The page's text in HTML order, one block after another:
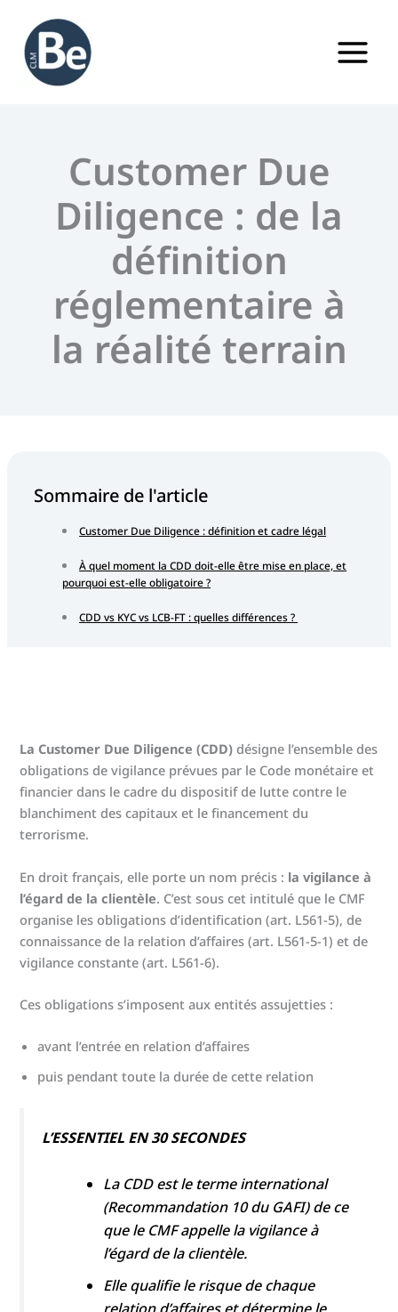
contenu
Customer Due
Diligence : de la
définition
réglementaire à
la réalité terrain
Sommaire de l'article
Customer Due Diligence : définition et cadre légal
À quel moment la CDD doit-elle être mise en place, et
pourquoi est-elle obligatoire ?
CDD vs KYC vs LCB-FT : quelles différences ?
Quels sont les signes d'une Customer Due Diligence
défaillante ?
Des exemples de points d'attention en Customer Due
Diligence
en œuvre de la Customer Due Diligence
FAQ : les questions opérationnelles que se posent les
équipes conformité
La Customer Due Diligence (CDD) désigne l’ensemble des
obligations de vigilance prévues par le Code monétaire et
financier dans le cadre du dispositif de lutte contre le
blanchiment des capitaux et le financement du
terrorisme.
En droit français, elle porte un nom précis : la vigilance à
l’égard de la clientèle. C’est sous cet intitulé que le CMF
organise les obligations d’identification (art. L561-5), de
connaissance de la relation d’affaires (art. L561-5-1) et de
vigilance constante (art. L561-6).
Ces obligations s’imposent aux entités assujetties :
avant l’entrée en relation d’affaires
puis pendant toute la durée de cette relation
L’ESSENTIEL EN 30 SECONDES
La CDD est le terme international
(Recommandation 10 du GAFI) de ce
que le CMF appelle la vigilance à
l’égard de la clientèle.
Elle qualifie le risque de chaque